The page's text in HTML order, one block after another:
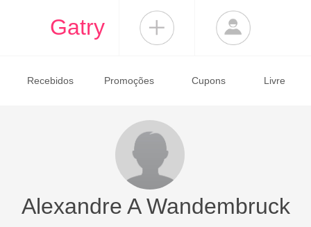
Gatry
Recebidos Promoções Cupons Livre
Alexandre A Wandembruck